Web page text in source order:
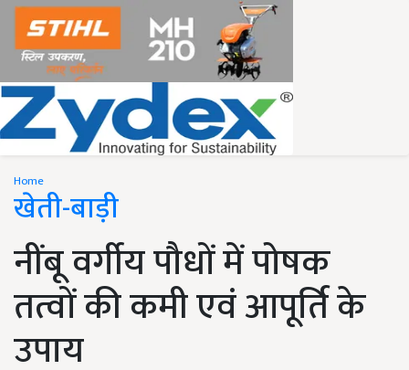
Home
खेती-बाड़ी
नींबू वर्गीय पौधों में पोषक
तत्वों की कमी एवं आपूर्ति के
उपाय